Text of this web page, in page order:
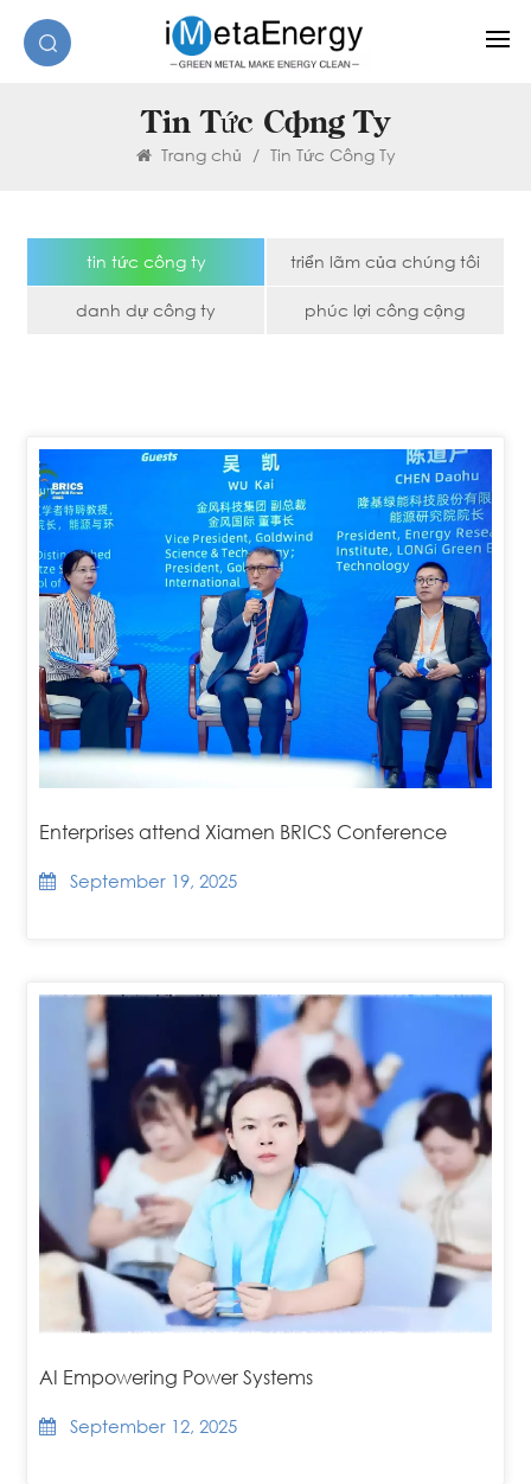
Tin Tức Công Ty
Trang chủ / Tin Tức Công Ty
tin tức công ty triển lãm của chúng tôi
danh dự công ty phúc lợi công cộng
Enterprises attend Xiamen BRICS Conference
September 19, 2025
AI Empowering Power Systems
September 12, 2025